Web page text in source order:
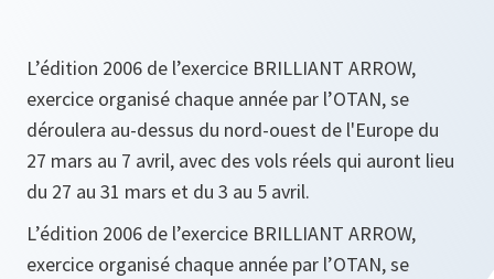
L’édition 2006 de l’exercice BRILLIANT ARROW,
exercice organisé chaque année par l’OTAN, se
déroulera au-dessus du nord-ouest de l'Europe du
27 mars au 7 avril, avec des vols réels qui auront lieu
du 27 au 31 mars et du 3 au 5 avril.
L’édition 2006 de l’exercice BRILLIANT ARROW,
exercice organisé chaque année par l’OTAN, se